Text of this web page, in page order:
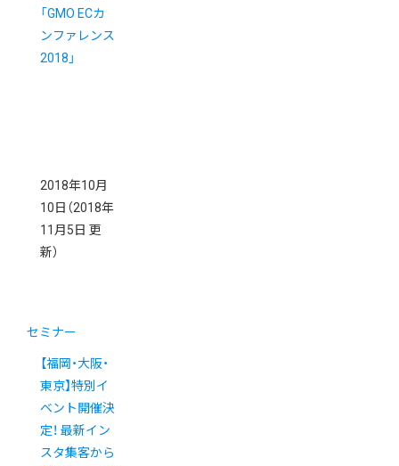
「GMO ECカ
ンファレンス
2018」
2018年10月
10日 （2018年
11月5日 更
新）
セミナー
【福岡・大阪・
東京】特別イ
ベント開催決
定！ 最新イン
スタ集客から